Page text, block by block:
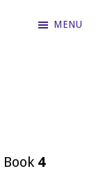
MENU
Book 4